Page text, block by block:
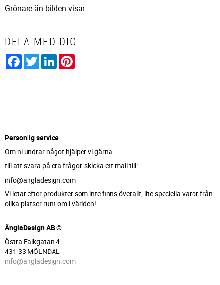
Grönare än bilden visar.
DELA MED DIG
Facebook
TwitterLinkedIn
Personlig service
Om ni undrar något hjälper vi gärna
till att svara på era frågor, skicka ett mail till:
info@angladesign.com
Vi letar efter produkter som inte finns överallt, lite speciella varor från
olika platser runt om i världen!
ÄnglaDesign AB ©
Östra Falkgatan 4
431 33 MÖLNDAL
info@angladesign.com